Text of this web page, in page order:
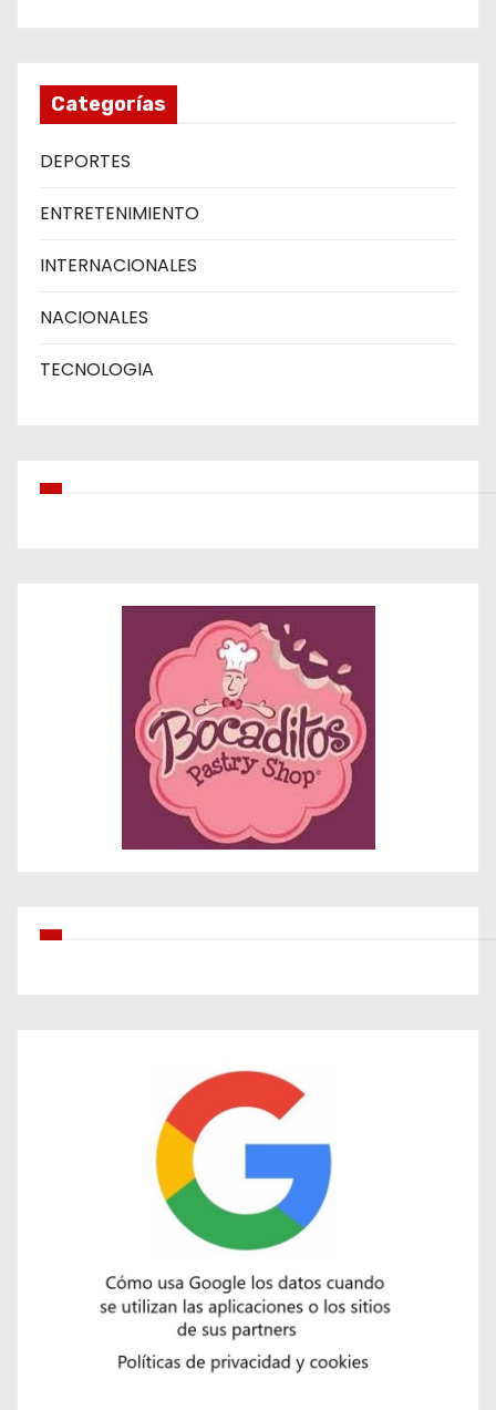
Categorías
DEPORTES
ENTRETENIMIENTO
INTERNACIONALES
NACIONALES
TECNOLOGIA